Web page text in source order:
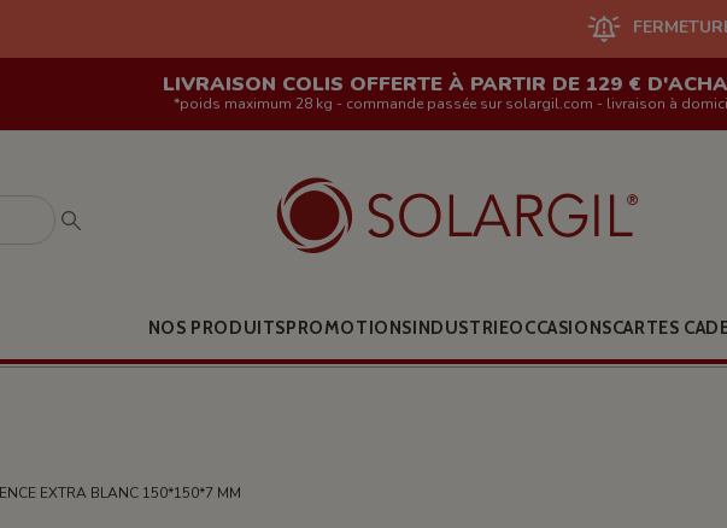
FERMETURE DU SITE
LIVRAISON COLIS OFFERTE À PARTIR DE 129 €
*poids maximum 28 kg - commande passée sur solargil.com - livraison à
NOS PRODUITSPROMOTIONSINDUSTRIEOCCASIONSCARTES
EXTRA BLANC 150*150*7 MM